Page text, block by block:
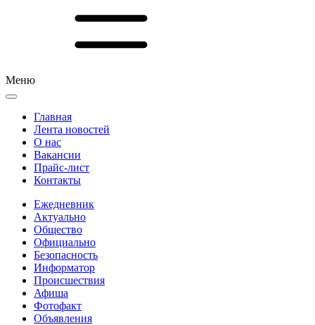
Меню
Главная
Лента новостей
О нас
Вакансии
Прайс-лист
Контакты
Ежедневник
Актуально
Общество
Официально
Безопасность
Информатор
Происшествия
Афиша
Фотофакт
Объявления